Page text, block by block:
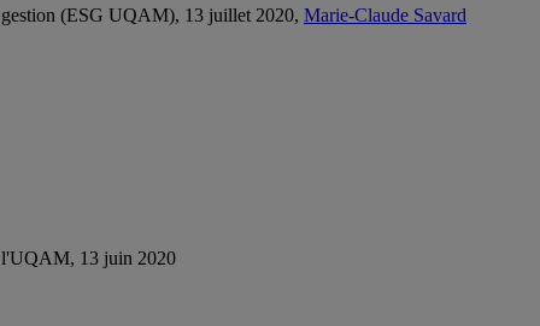
gestion (ESG UQAM), 13 juillet 2020, Marie-Claude Savard
l'UQAM, 13 juin 2020